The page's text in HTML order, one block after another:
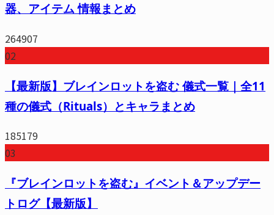
器、アイテム 情報まとめ
264907
02
【最新版】ブレインロットを盗む 儀式一覧｜全11
種の儀式（Rituals）とキャラまとめ
185179
03
『ブレインロットを盗む』イベント＆アップデー
トログ【最新版】